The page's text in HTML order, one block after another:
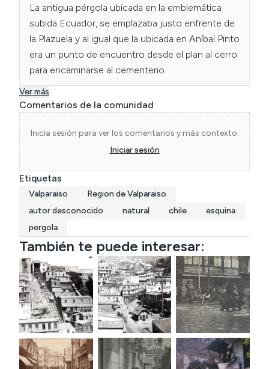
La antigua pérgola ubicada en la emblemática
subida Ecuador, se emplazaba justo enfrente de
la Plazuela y al igual que la ubicada en Aníbal Pinto
era un punto de encuentro desde el plan al cerro
Ver más
Comentarios de la comunidad
Inicia sesión para ver los comentarios y más contexto.
Iniciar sesión
Etiquetas
Valparaiso
Region de Valparaiso
autor desconocido
natural chile
esquina
pergola
También te puede interesar: